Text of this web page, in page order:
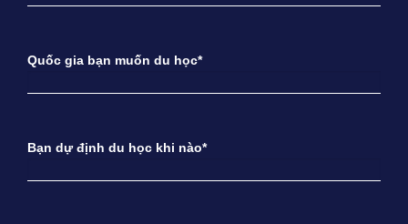
Quốc gia bạn muốn du học*
Bạn dự định du học khi nào*